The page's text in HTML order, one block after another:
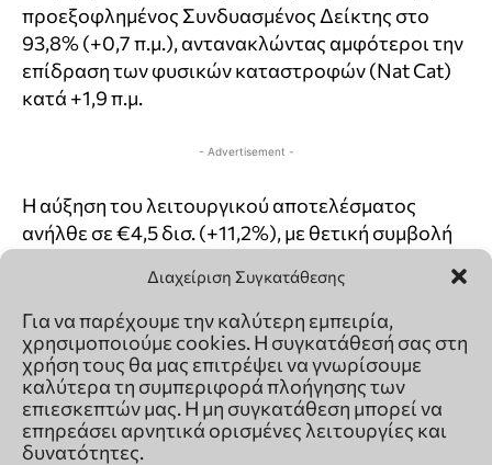
Διαχείριση Συγκατάθεσης
Για να παρέχουμε την καλύτερη εμπειρία,
χρησιμοποιούμε cookies. Η συγκατάθεσή σας στη
χρήση τους θα μας επιτρέψει να γνωρίσουμε
καλύτερα τη συμπεριφορά πλοήγησης των
επιεσκεπτών μας. Η μη συγκατάθεση μπορεί να
επηρεάσει αρνητικά ορισμένες λειτουργίες και
δυνατότητες.